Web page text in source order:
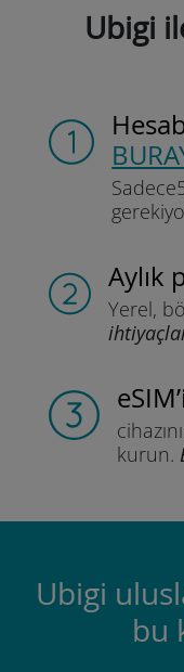
Ubigi
Sadece
Aylık
Yerel,
kurun.
Ubigi
bu